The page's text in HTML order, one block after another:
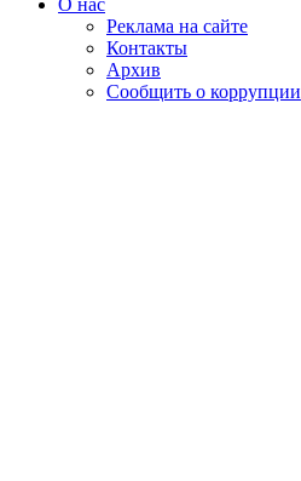
О нас
Реклама на сайте
Контакты
Архив
Сообщить о коррупции